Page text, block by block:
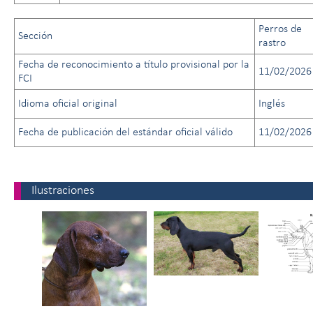
Sección
Perros de
rastro
Fecha de reconocimiento a título provisional por la
FCI
11/02/2026
Idioma oficial original Inglés
Fecha de publicación del estándar oficial válido 11/02/2026
Ilustraciones